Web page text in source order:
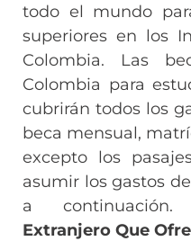
todo el mundo
superiores en los
Colombia. Las
Colombia para
cubrirán todos los
beca mensual,
excepto los
asumir los gastos
a
Extranjero Que